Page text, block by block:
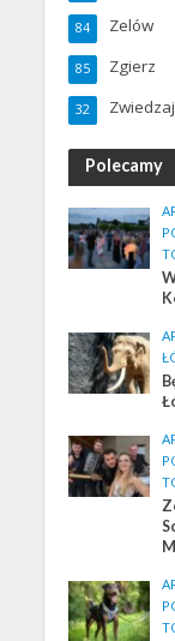
Zelów
84
Zgierz
85
32
Polecamy